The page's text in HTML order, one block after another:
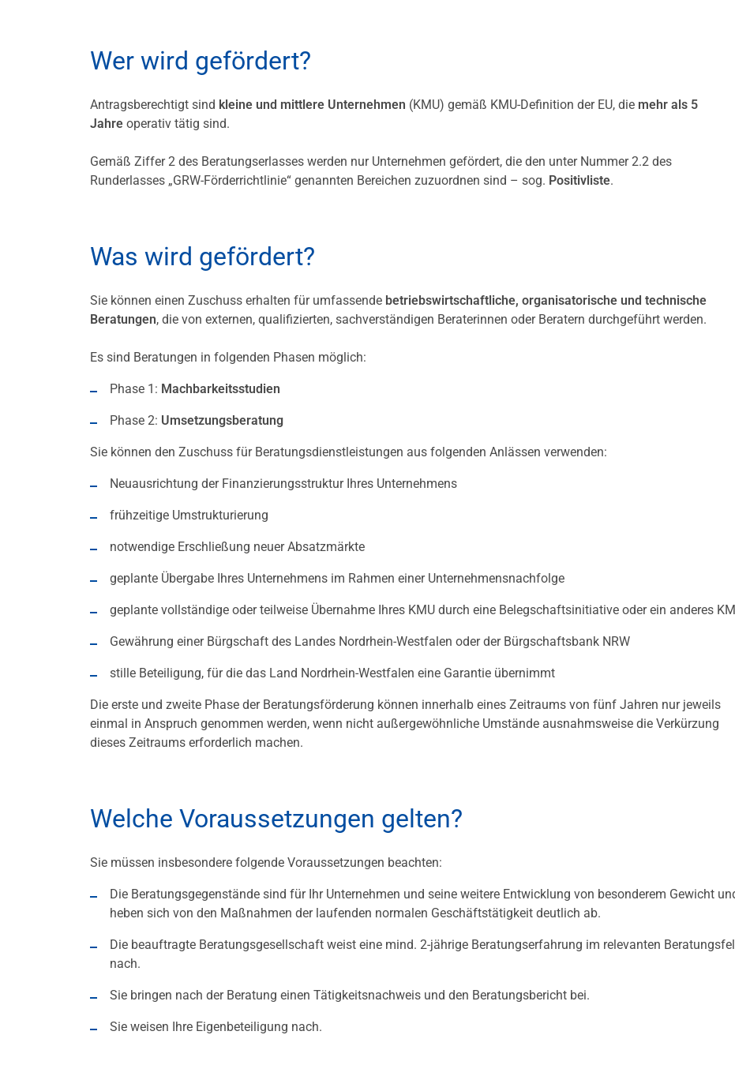
Wer wird gefördert?
Antragsberechtigt sind kleine und mittlere Unternehmen (KMU) gemäß KMU-Definition der EU, die mehr als 5
Jahre operativ tätig sind.
Gemäß Ziffer 2 des Beratungserlasses werden nur Unternehmen gefördert, die den unter Nummer 2.2 des
Runderlasses „GRW-Förderrichtlinie“ genannten Bereichen zuzuordnen sind – sog. Positivliste.
Was wird gefördert?
Sie können einen Zuschuss erhalten für umfassende betriebswirtschaftliche, organisatorische und technische
Beratungen, die von externen, qualifizierten, sachverständigen Beraterinnen oder Beratern durchgeführt werden.
Es sind Beratungen in folgenden Phasen möglich:
Phase 1: Machbarkeitsstudien
Phase 2: Umsetzungsberatung
Sie können den Zuschuss für Beratungsdienstleistungen aus folgenden Anlässen verwenden:
Neuausrichtung der Finanzierungsstruktur Ihres Unternehmens
frühzeitige Umstrukturierung
notwendige Erschließung neuer Absatzmärkte
geplante Übergabe Ihres Unternehmens im Rahmen einer Unternehmensnachfolge
geplante vollständige oder teilweise Übernahme Ihres KMU durch eine Belegschaftsinitiative oder ein anderes
Gewährung einer Bürgschaft des Landes Nordrhein-Westfalen oder der Bürgschaftsbank NRW
stille Beteiligung, für die das Land Nordrhein-Westfalen eine Garantie übernimmt
Die erste und zweite Phase der Beratungsförderung können innerhalb eines Zeitraums von fünf Jahren nur jeweils
einmal in Anspruch genommen werden, wenn nicht außergewöhnliche Umstände ausnahmsweise die Verkürzung
dieses Zeitraums erforderlich machen.
Welche Voraussetzungen gelten?
Sie müssen insbesondere folgende Voraussetzungen beachten:
Die Beratungsgegenstände sind für Ihr Unternehmen und seine weitere Entwicklung von besonderem Gewicht
heben sich von den Maßnahmen der laufenden normalen Geschäftstätigkeit deutlich ab.
Die beauftragte Beratungsgesellschaft weist eine mind. 2-jährige Beratungserfahrung im relevanten
nach.
Sie bringen nach der Beratung einen Tätigkeitsnachweis und den Beratungsbericht bei.
Sie weisen Ihre Eigenbeteiligung nach.